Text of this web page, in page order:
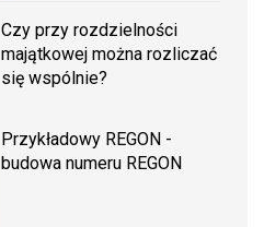
Czy przy rozdzielności
majątkowej można rozliczać
się wspólnie?
Przykładowy REGON -
budowa numeru REGON